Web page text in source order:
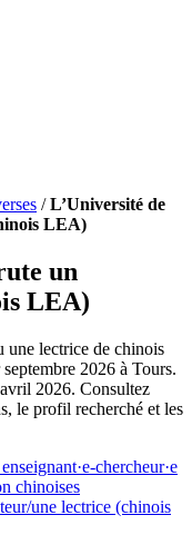
/L’Université de
LEA)
un
LEA)
une lectrice de chinois
2026 à Tours.
2026. Consultez
le profil recherché et les
chercheur·e
chinoises
une lectrice (chinois